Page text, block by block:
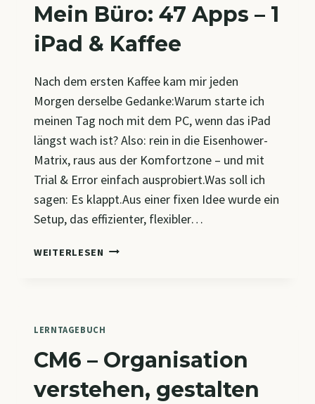
Mein Büro: 47 Apps – 1
iPad & Kaffee
Nach dem ersten Kaffee kam mir jeden
Morgen derselbe Gedanke:Warum starte ich
meinen Tag noch mit dem PC, wenn das iPad
längst wach ist? Also: rein in die Eisenhower-
Matrix, raus aus der Komfortzone – und mit
Trial & Error einfach ausprobiert.Was soll ich
sagen: Es klappt.Aus einer fixen Idee wurde ein
Setup, das effizienter, flexibler…
WEITERLESEN MEIN
1
&
LERNTAGEBUCH
CM6 – Organisation
verstehen, gestalten